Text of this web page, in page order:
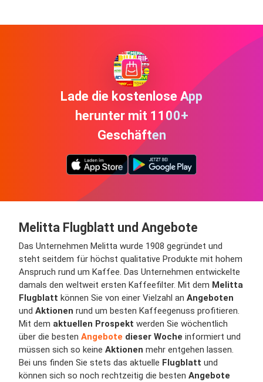
Lade die kostenlose App
herunter mit 1100+
Geschäften
Melitta Flugblatt und Angebote
Das Unternehmen Melitta wurde 1908 gegründet und
steht seitdem für höchst qualitative Produkte mit hohem
Anspruch rund um Kaffee. Das Unternehmen entwickelte
damals den weltweit ersten Kaffeefilter. Mit dem Melitta
Flugblatt können Sie von einer Vielzahl an Angeboten
und Aktionen rund um besten Kaffeegenuss profitieren.
Mit dem aktuellen Prospekt werden Sie wöchentlich
über die besten Angebote dieser Woche informiert und
müssen sich so keine Aktionen mehr entgehen lassen.
Bei uns finden Sie stets das aktuelle Flugblatt und
können sich so noch rechtzeitig die besten Angebote